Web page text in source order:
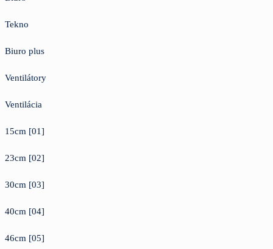
Tekno
Biuro plus
Ventilátory
Ventilácia
15cm [01]
23cm [02]
30cm [03]
40cm [04]
46cm [05]